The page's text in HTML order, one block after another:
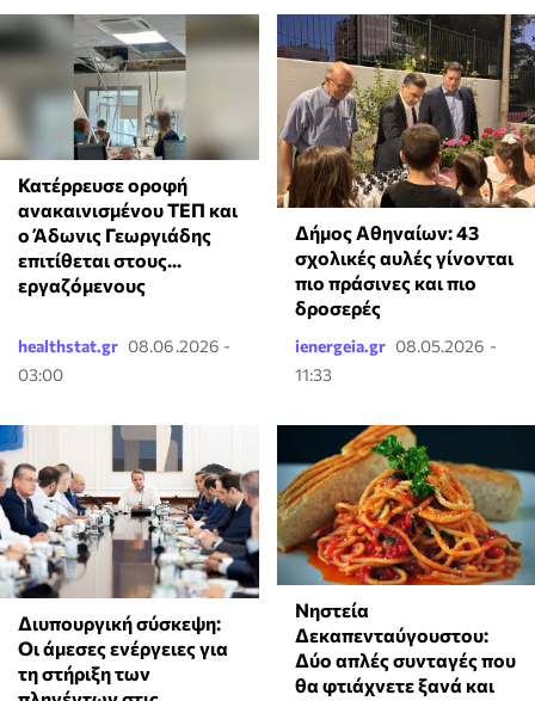
Κατέρρευσε οροφή
ανακαινισμένου ΤΕΠ και
ο Άδωνις Γεωργιάδης
επιτίθεται στους...
εργαζόμενους
healthstat.gr 08.06.2026 -
03:00
Δήμος Αθηναίων: 43
σχολικές αυλές γίνονται
πιο πράσινες και πιο
δροσερές
ienergeia.gr 08.05.2026 -
11:33
Διυπουργική σύσκεψη:
Οι άμεσες ενέργειες για
τη στήριξη των
Νηστεία
Δεκαπενταύγουστου:
Δύο απλές συνταγές που
θα φτιάχνετε ξανά και